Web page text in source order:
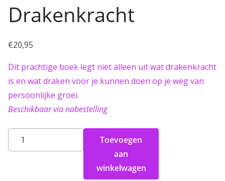
Drakenkracht
€20,95
Dit prachtige boek legt niet alleen uit wat drakenkracht
is en wat draken voor je kunnen doen op je weg van
persoonlijke groei.
Beschikbaar via nabestelling
Drakenkracht
aantal
Toevoegen
aan
winkelwagen